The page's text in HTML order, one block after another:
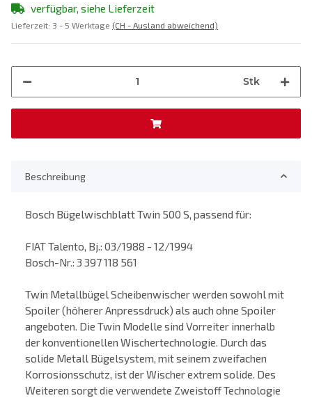
verfügbar, siehe Lieferzeit
Lieferzeit: 3 - 5 Werktage (CH - Ausland abweichend)
Stk
Beschreibung
Bosch Bügelwischblatt Twin 500 S, passend für:
FIAT Talento, Bj.: 03/1988 - 12/1994
Bosch-Nr.: 3 397 118 561
Twin Metallbügel Scheibenwischer werden sowohl mit
Spoiler (höherer Anpressdruck) als auch ohne Spoiler
angeboten. Die Twin Modelle sind Vorreiter innerhalb
der konventionellen Wischertechnologie. Durch das
solide Metall Bügelsystem, mit seinem zweifachen
Korrosionsschutz, ist der Wischer extrem solide. Des
Weiteren sorgt die verwendete Zweistoff Technologie